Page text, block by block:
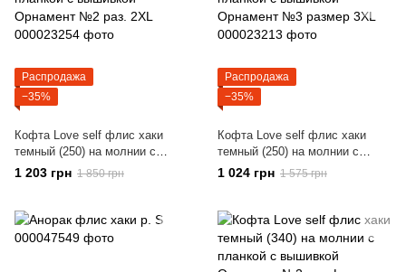
Распродажа
−35%
Кофта Love self флис хаки
темный (250) на молнии с
планкой с вышивкой Орнамент
№2 раз. 2XL
1 203 грн 1 850 грн
Распродажа
−35%
Кофта Love self флис хаки
темный (250) на молнии с
планкой с вышивкой Орнамент
№3 размер 3XL
1 024 грн 1 575 грн